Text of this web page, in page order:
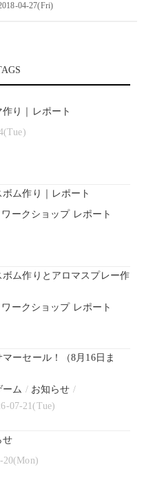
04-27(Fri)
り｜レポート
ム作り｜レポート
ワークショップ レポート
ム作りとアロマスプレー作
ワークショップ レポート
ーセール！（8月16日ま
ーム / お知らせ /
07-21(Tue)
せ
20(Mon)